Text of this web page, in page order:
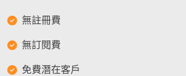
無註冊費
無訂閱費
免費潛在客戶